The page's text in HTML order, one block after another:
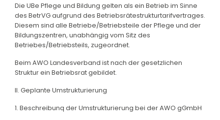
Die UBe Pflege und Bildung gelten als ein Betrieb im Sinne
des BetrVG aufgrund des Betriebsrätestrukturtarifvertrages.
Diesem sind alle Betriebe/Betriebsteile der Pflege und der
Bildungszentren, unabhängig vom Sitz des
Betriebes/Betriebsteils, zugeordnet.
Beim AWO Landesverband ist nach der gesetzlichen
Struktur ein Betriebsrat gebildet.
II. Geplante Umstrukturierung
1. Beschreibunq der Umstrukturierung bei der AWO gGmbH